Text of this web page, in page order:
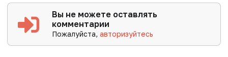
Вы не можете оставлять
комментарии
Пожалуйста,авторизуйтесь